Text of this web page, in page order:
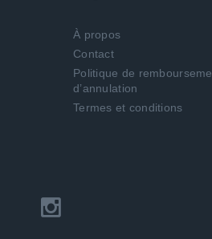
À propos
Contact
Politique de
d’annulation
Termes et conditions